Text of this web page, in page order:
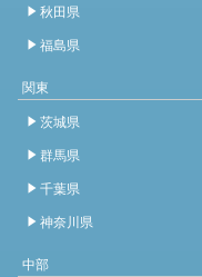
秋田県
福島県
関東
茨城県
群馬県
千葉県
神奈川県
中部